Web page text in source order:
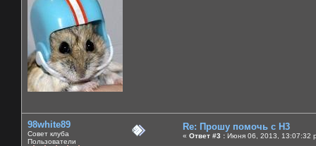
98white89
Совет клуба
Пользователи
Re: Прошу помочь с Н3
« Ответ #3 : Июня 06, 2013, 13:07:32